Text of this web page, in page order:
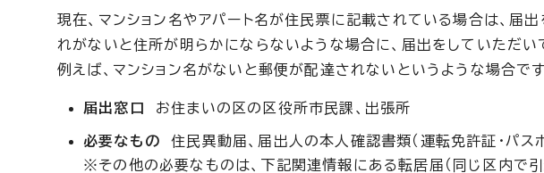
現在、マンション名やアパート名が住民票に記載されている場合は、届出
れがないと住所が明らかにならないような場合に、届出をしていただい
例えば、マンション名がないと郵便が配達されないというような場合です
届出窓口 お住まいの区の区役所市民課、出張所
必要なもの 住民異動届、届出人の本人確認書類（運転免許証・パス
※その他の必要なものは、下記関連情報にある転居届（同じ区内で引